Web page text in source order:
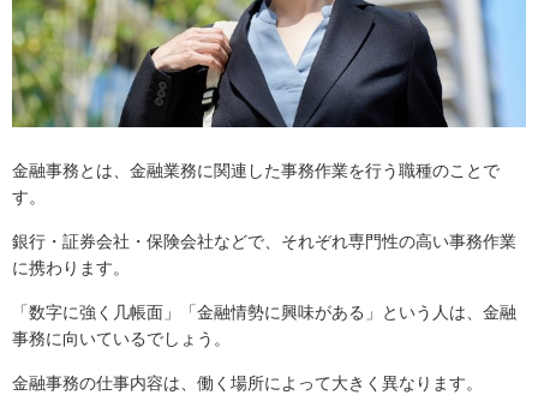
金融事務とは、金融業務に関連した事務作業を行う職種のことで
す。
銀行・証券会社・保険会社などで、それぞれ専門性の高い事務作業
に携わります。
「数字に強く几帳面」「金融情勢に興味がある」という人は、金融
事務に向いているでしょう。
金融事務の仕事内容は、働く場所によって大きく異なります。